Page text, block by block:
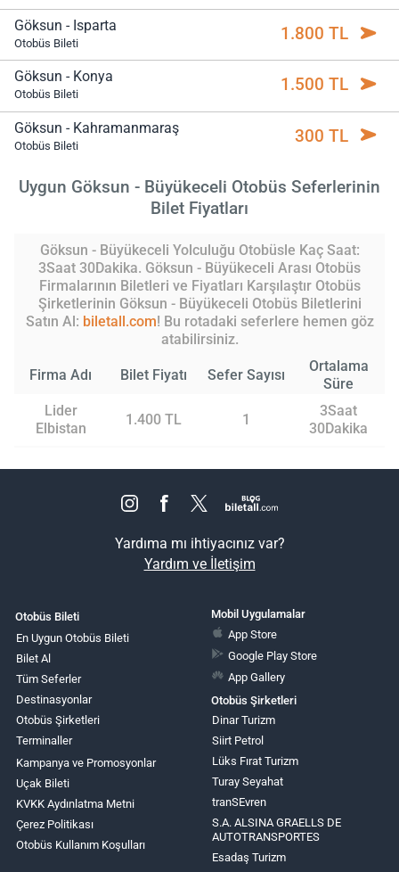
Göksun - Isparta
Otobüs Bileti 1.800 TL
Göksun - Konya
Otobüs Bileti 1.500 TL
Göksun - Kahramanmaraş
Otobüs Bileti 300 TL
Uygun Göksun - Büyükeceli Otobüs Seferlerinin
Bilet Fiyatları
Göksun - Büyükeceli Yolculuğu Otobüsle Kaç Saat:
3Saat 30Dakika. Göksun - Büyükeceli Arası Otobüs
Firmalarının Biletleri ve Fiyatları Karşılaştır Otobüs
Şirketlerinin Göksun - Büyükeceli Otobüs Biletlerini
Satın Al: biletall.com! Bu rotadaki seferlere hemen göz
atabilirsiniz.
Firma Adı Bilet Fiyatı Sefer Sayısı
Ortalama
Süre
Lider
Elbistan
1.400 TL 1
3Saat
30Dakika
Yardıma mı ihtiyacınız var?
Yardım ve İletişim
Otobüs Bileti
En Uygun Otobüs Bileti
Bilet Al
Tüm Seferler
Destinasyonlar
Otobüs Şirketleri
Terminaller
Kampanya ve Promosyonlar
Uçak Bileti
KVKK Aydınlatma Metni
Çerez Politikası
Otobüs Kullanım Koşulları
Mobil Uygulamalar
App Store
Google Play Store
App Gallery
Otobüs Şirketleri
Dinar Turizm
Siirt Petrol
Lüks Fırat Turizm
Turay Seyahat
tranSEvren
S.A. ALSINA GRAELLS DE
AUTOTRANSPORTES
Esadaş Turizm